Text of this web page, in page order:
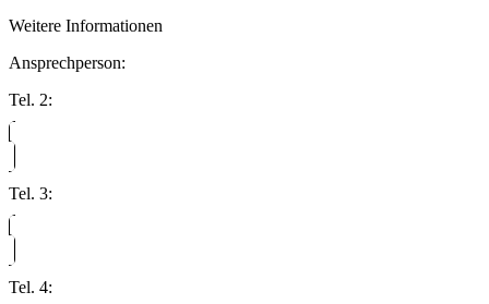
Weitere Informationen
Ansprechperson:
Tel. 2:
Tel. 3:
Tel. 4: